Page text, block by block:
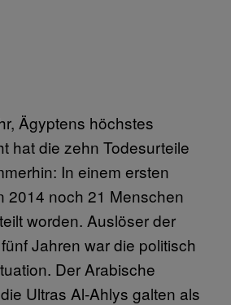
Ägyptens höchstes
hat die zehn Todesurteile
In einem ersten
2014 noch 21 Menschen
worden. Auslöser der
Jahren war die politisch
Der Arabische
Ultras Al-Ahlys galten als